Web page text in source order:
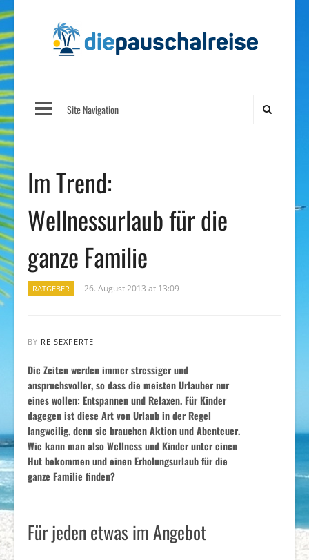
Site Navigation
Im Trend:
Wellnessurlaub für die
ganze Familie
RATGEBER 26. August 2013 at 13:09
BY REISEXPERTE
Die Zeiten werden immer stressiger und
anspruchsvoller, so dass die meisten Urlauber nur
eines wollen: Entspannen und Relaxen. Für Kinder
dagegen ist diese Art von Urlaub in der Regel
langweilig, denn sie brauchen Aktion und Abenteuer.
Wie kann man also Wellness und Kinder unter einen
Hut bekommen und einen Erholungsurlaub für die
ganze Familie finden?
Für jeden etwas im Angebot